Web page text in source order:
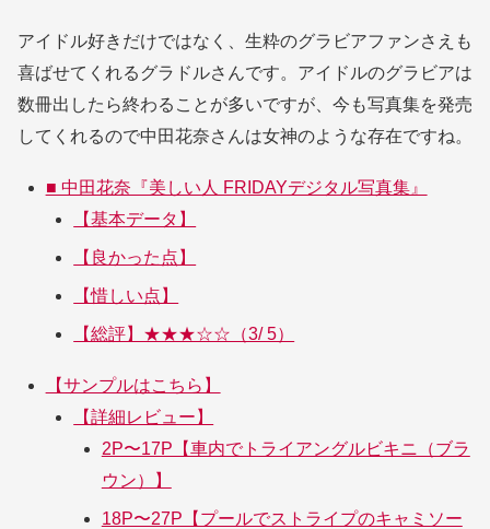
アイドル好きだけではなく、生粋のグラビアファンさえも
喜ばせてくれるグラドルさんです。アイドルのグラビアは
数冊出したら終わることが多いですが、今も写真集を発売
してくれるので中田花奈さんは女神のような存在ですね。
■ 中田花奈『美しい人 FRIDAYデジタル写真集』
【基本データ】
【良かった点】
【惜しい点】
【総評】★★★☆☆（3/ 5）
【サンプルはこちら】
【詳細レビュー】
2P〜17P【車内でトライアングルビキニ（ブラ
ウン）】
18P〜27P【プールでストライプのキャミソー